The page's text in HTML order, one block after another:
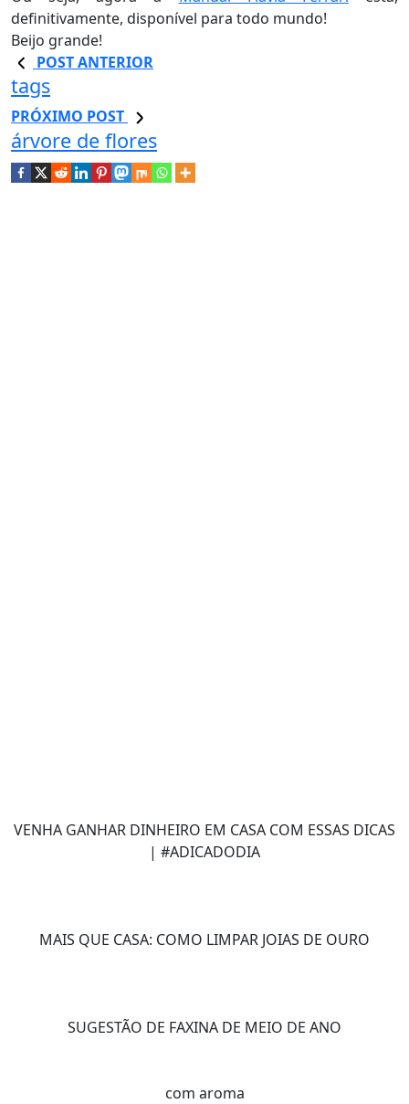
definitivamente, disponível para todo mundo!
Beijo grande!
POST ANTERIOR
tags
PRÓXIMO POST
árvore de flores
VENHA GANHAR DINHEIRO EM CASA COM ESSAS DICAS
| #ADICADODIA
MAIS QUE CASA: COMO LIMPAR JOIAS DE OURO
SUGESTÃO DE FAXINA DE MEIO DE ANO
com aroma